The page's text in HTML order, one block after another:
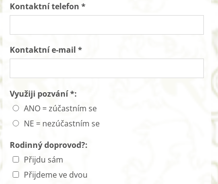
Kontaktní telefon *
Kontaktní e-mail *
Využiji pozvání *:
ANO = zúčastním se
NE = nezúčastním se
Rodinný doprovod?:
Přijdu sám
Přijdeme ve dvou